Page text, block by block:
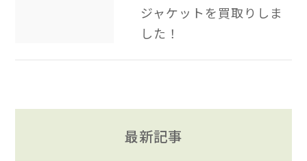
ジャケットを買取りしま
した！
最新記事